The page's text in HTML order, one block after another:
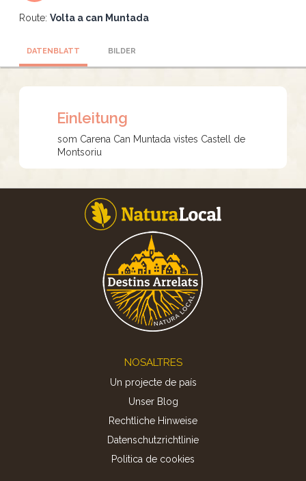
Route: Volta a can Muntada
DATENBLATT BILDER
Einleitung
som Carena Can Muntada vistes Castell de
Montsoriu
NOSALTRES
Un projecte de país
Unser Blog
Rechtliche Hinweise
Datenschutzrichtlinie
Politica de cookies